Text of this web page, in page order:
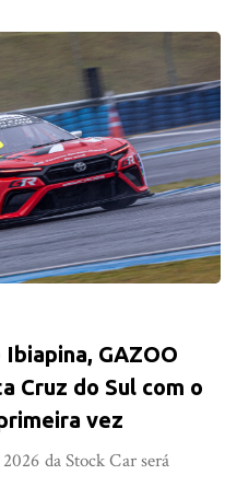
GAZOO
Cruz do Sul com o
vez
da Stock Car será